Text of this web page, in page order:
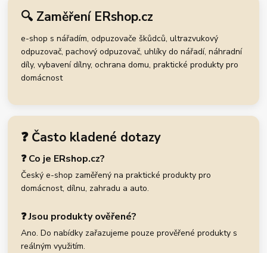
🔍 Zaměření ERshop.cz
e-shop s nářadím, odpuzovače škůdců, ultrazvukový
odpuzovač, pachový odpuzovač, uhlíky do nářadí, náhradní
díly, vybavení dílny, ochrana domu, praktické produkty pro
domácnost
❓ Často kladené dotazy
❓ Co je ERshop.cz?
Český e-shop zaměřený na praktické produkty pro
domácnost, dílnu, zahradu a auto.
❓ Jsou produkty ověřené?
Ano. Do nabídky zařazujeme pouze prověřené produkty s
reálným využitím.